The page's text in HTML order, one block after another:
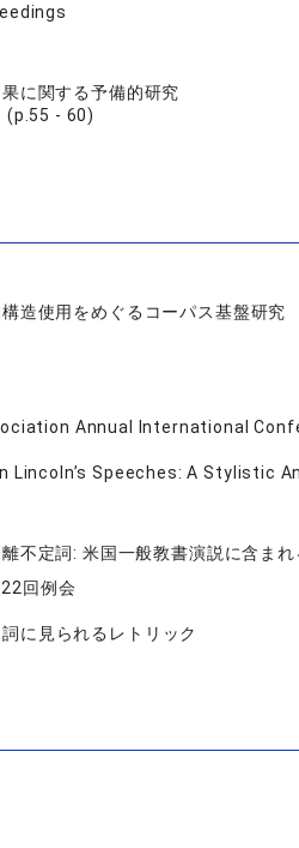
に関する予備的研究
(p.55 - 60)
造使用をめぐるコーパス基盤研究
Annual International
Speeches: A Stylistic
不定詞: 米国一般教書演説に含ま
回例会
に見られるレトリック